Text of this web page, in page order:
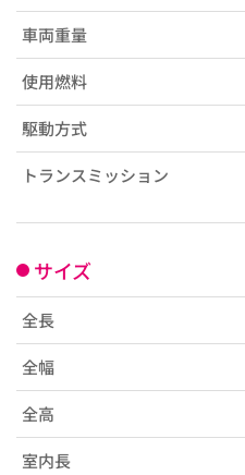
車両重量
使用燃料
駆動方式
トランスミッション
サイズ
全長
全幅
全高
室内長